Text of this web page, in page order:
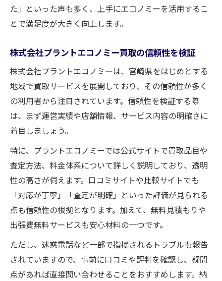
た」といった声も多く、上手にエコノミーを活用するこ
とで満足度が大きく向上します。
株式会社プラントエコノミー買取の信頼性を検証
株式会社プラントエコノミーは、宮崎県をはじめとする
地域で買取サービスを展開しており、その信頼性が多く
の利用者から注目されています。信頼性を検証する際
は、まず運営実績や店舗情報、サービス内容の明確さに
着目しましょう。
特に、プラントエコノミーでは公式サイトで買取品目や
査定方法、料金体系について詳しく説明しており、透明
性の高さが伺えます。口コミサイトや比較サイトでも
「対応が丁寧」「査定が明確」といった評価が見られる
点も信頼性の根拠となります。加えて、無料見積もりや
出張費無料サービスも安心材料の一つです。
ただし、迷惑電話など一部で指摘されるトラブルも報告
されていますので、事前に口コミや評判を確認し、疑問
点があれば直接問い合わせることをおすすめします。納